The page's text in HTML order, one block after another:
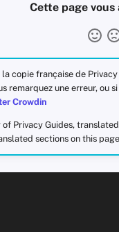
Cette page vous
copie française de
remarquez une erreur, ou
Crowdin
of Privacy Guides,
sections on this